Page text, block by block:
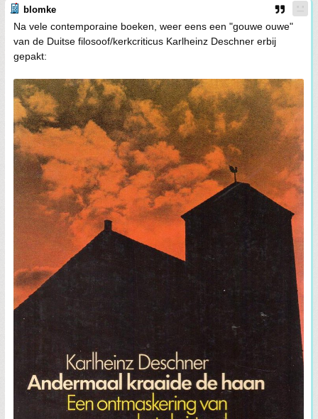
blomke
Na vele contemporaine boeken, weer eens een "gouwe ouwe"
van de Duitse filosoof/kerkcriticus Karlheinz Deschner erbij
gepakt: